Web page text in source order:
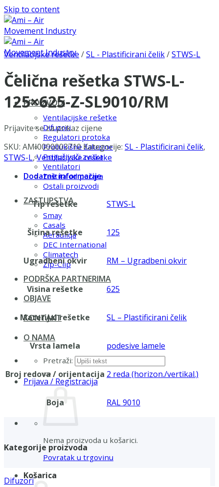
Skip to content
PROIZVODI
Ventilacijske rešetke
Difuzori
Regulatori protoka
Protukišne žaluzine
Prigušivači zvuka
Ventilatori
Zaštita od požara
Ostali proizvodi
ZASTUPSTVA
Smay
Casals
Aerauliqa
DEC International
Climatech
Zip-Clip
PODRŠKA PARTNERIMA
OBJAVE
KONTAKT
O NAMA
Pretraži:
Prijava / Registracija
Nema proizvoda u košarici.
Povratak u trgovinu
Košarica
Ventilacijske rešetke /SL - Plastificirani čelik/STWS-L
Čelična rešetka STWS-L-
125×625-Z-SL9010/RM
Prijavite se za prikaz cijene
SKU: AMI0000003710 Kategorije: SL - Plastificirani čelik,
STWS-L,Ventilacijske rešetke
Dodatne informacije
Tip rešetke STWS-L
Širina rešetke 125
Ugradbeni okvir RM – Ugradbeni okvir
Visina rešetke 625
Materijal rešetke SL – Plastificirani čelik
Vrsta lamela podesive lamele
Broj redova / orijentacija 2 reda (horizon./vertikal.)
Boja RAL 9010
Kategorije proizvoda
Difuzori